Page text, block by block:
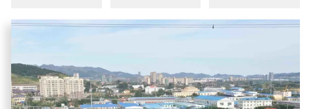
επιχείρησης